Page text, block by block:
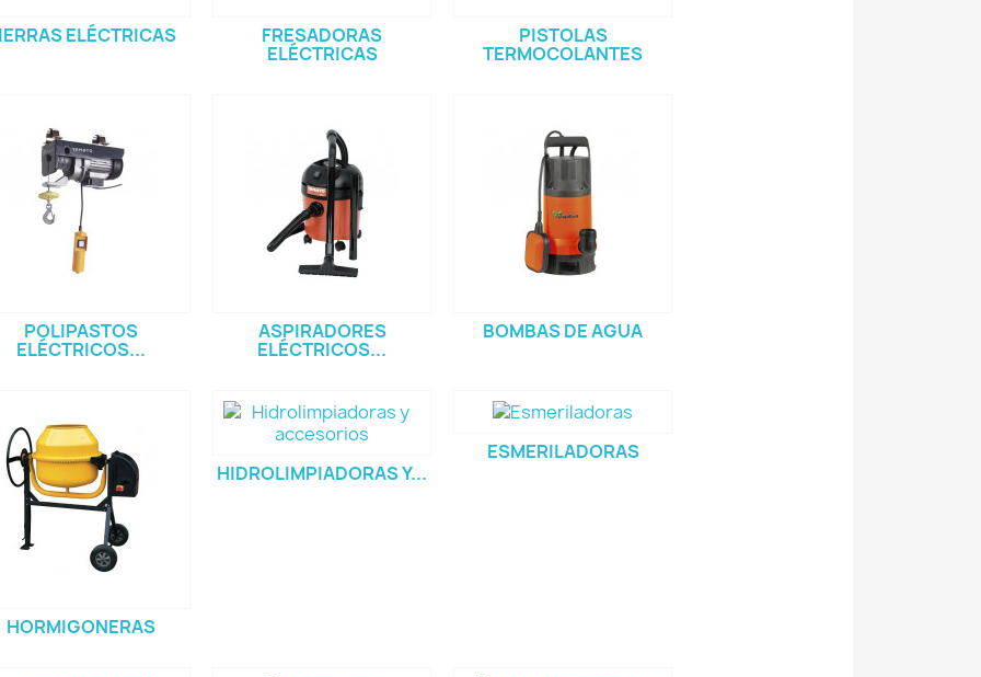
ELÉCTRICAS FRESADORAS
ELÉCTRICAS
PISTOLAS
TERMOCOLANTES
POLIPASTOS
ELÉCTRICOS...
ASPIRADORES
ELÉCTRICOS...
BOMBAS DE AGUA
HORMIGONERAS
HIDROLIMPIADORAS Y...
ESMERILADORAS